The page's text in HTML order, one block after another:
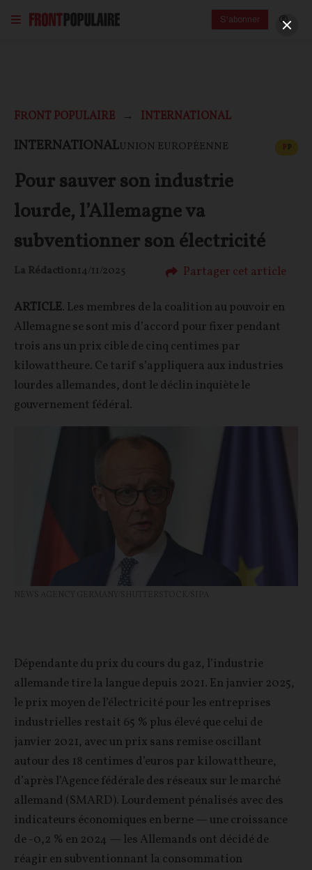
S'abonner
FRONT POPULAIRE INTERNATIONAL
INTERNATIONALUNION EUROPÉENNE FP
Pour sauver son industrie
lourde, l’Allemagne va
subventionner son électricité
La Rédaction14/11/2025 Partager cet article
ARTICLE. Les membres de la coalition au pouvoir en
Allemagne se sont mis d’accord pour fixer pendant
trois ans un prix cible de cinq centimes par
kilowattheure. Ce tarif s’appliquera aux industries
lourdes allemandes, dont le déclin inquiète le
gouvernement fédéral.
Dépendante du prix du cours du gaz, l’industrie
allemande tire la langue depuis 2021. En janvier 2025,
le prix moyen de l’électricité pour les entreprises
industrielles restait 65 % plus élevé que celui de
janvier 2021, avec un prix sans remise oscillant
autour des 18 centimes d’euros par kilowattheure,
d’après l’Agence fédérale des réseaux sur le marché
allemand (SMARD). Lourdement pénalisés avec des
indicateurs économiques en berne — une croissance
de -0,2 % en 2024 — les Allemands ont décidé de
réagir en subventionnant la consommation